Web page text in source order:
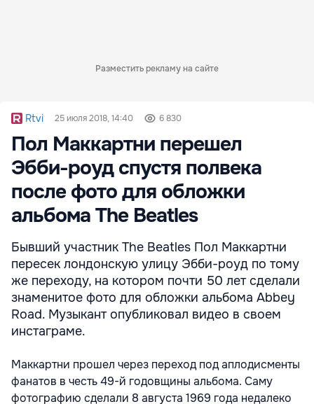
Разместить рекламу на сайте
Rtvi 25 июля 2018, 14:40 6 830
Пол Маккартни перешел
Эбби-роуд спустя полвека
после фото для обложки
альбома The Beatles
Бывший участник The Beatles Пол Маккартни
пересек лондонскую улицу Эбби-роуд по тому
же переходу, на котором почти 50 лет сделали
знаменитое фото для обложки альбома Abbey
Road. Музыкант опубликовал видео в своем
инстаграме.
Маккартни прошел через переход под аплодисменты
фанатов в честь 49-й годовщины альбома. Саму
фотографию сделали 8 августа 1969 года недалеко